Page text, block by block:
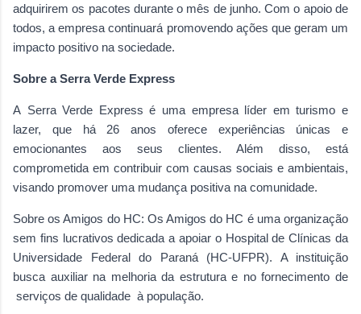
adquirirem os pacotes durante o mês de junho. Com o apoio de
todos, a empresa continuará promovendo ações que geram um
impacto positivo na sociedade.
Sobre a Serra Verde Express
A Serra Verde Express é uma empresa líder em turismo e
lazer, que há 26 anos oferece experiências únicas e
emocionantes aos seus clientes. Além disso, está
comprometida em contribuir com causas sociais e ambientais,
visando promover uma mudança positiva na comunidade.
Sobre os Amigos do HC: Os Amigos do HC é uma organização
sem fins lucrativos dedicada a apoiar o Hospital de Clínicas da
Universidade Federal do Paraná (HC-UFPR). A instituição
busca auxiliar na melhoria da estrutura e no fornecimento de
serviços de qualidade à população.